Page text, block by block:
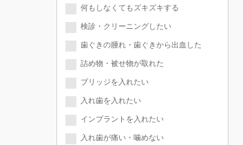
何もしなくてもズキズキする
検診・クリーニングしたい
歯ぐきの腫れ・歯ぐきから出血した
詰め物・被せ物が取れた
ブリッジを入れたい
入れ歯を入れたい
インプラントを入れたい
入れ歯が痛い・噛めない